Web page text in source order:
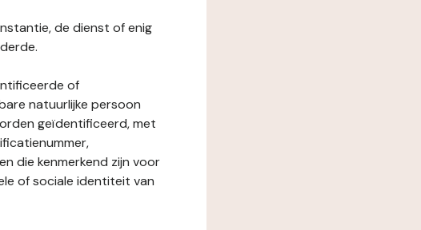
de dienst of enig
of
natuurlijke persoon
geïdentificeerd, met
die kenmerkend zijn voor
of sociale identiteit van